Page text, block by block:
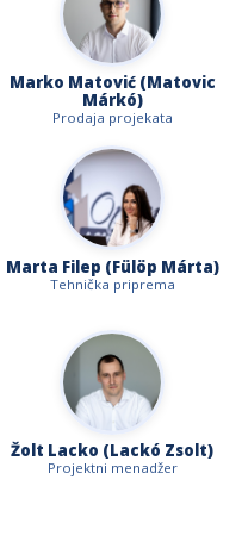
Marko Matović (Matovic
Márkó)
Prodaja projekata
Marta Filep (Fülöp Márta)
Tehnička priprema
Žolt Lacko (Lackó Zsolt)
Projektni menadžer